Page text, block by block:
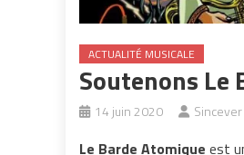
ACTUALITÉ MUSICALE
Soutenons Le
14 juin 2020 Sincever
Le Barde Atomique est